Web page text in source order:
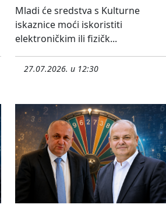
Mladi će sredstva s Kulturne
iskaznice moći iskoristiti
elektroničkim ili fizičk...
27.07.2026. u 12:30